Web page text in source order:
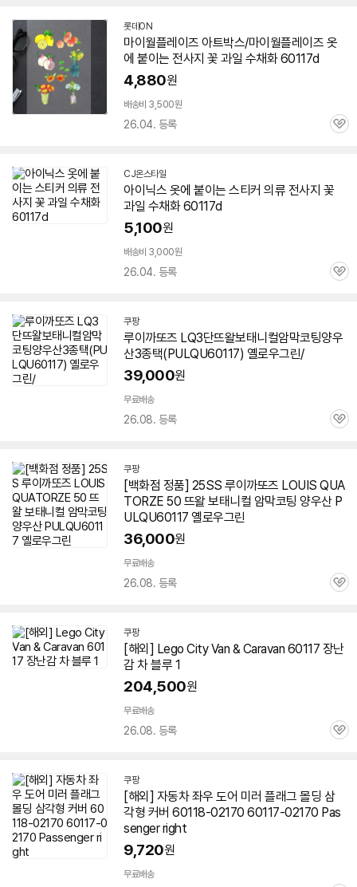
롯데ON
마이월플레이즈 아트박스/마이월플레이즈 옷
에 붙이는 전사지 꽃 과일 수채화60117d
4,880원
배송비 3,500원
26.04. 등록
관
CJ온스타일
아이닉스 옷에 붙이는 스티커 의류 전사지 꽃
과일 수채화60117d
5,100원
배송비 3,000원
26.04. 등록
관
쿠팡
루이까또즈 LQ3단뜨왈보태니컬암막코팅양우
산3종택(PULQU60117) 옐로우그린/
39,000원
무료배송
26.08. 등록
관
쿠팡
[백화점 정품] 25SS 루이까또즈 LOUIS QUA
TORZE 50 뜨왈 보태니컬 암막코팅 양우산 P
ULQU60117 옐로우그린
36,000원
무료배송
26.08. 등록
관
쿠팡
[해외] Lego City Van & Caravan 60117 장난
감 차 블루 1
204,500원
무료배송
26.08. 등록
관
쿠팡
[해외] 자동차 좌우 도어 미러 플래그 몰딩 삼
각형 커버 60118-02170 60117-02170 Pas
senger right
9,720원
무료배송